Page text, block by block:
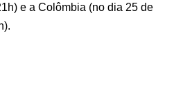
e a Colômbia (no dia 25 de